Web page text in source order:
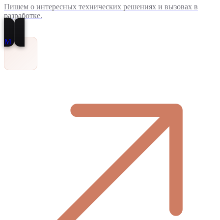
Пишем о интересных технических решениях и вызовах в
разработке.
M